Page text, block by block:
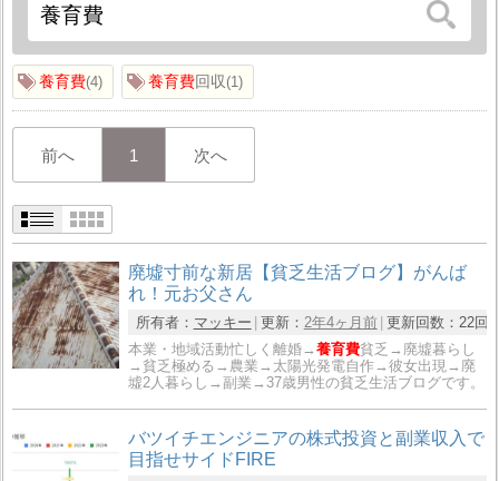
養育費 4 養育費回収 1
前へ 1 次へ
廃墟寸前な新居【貧乏生活ブログ】がんば
れ！元お父さん
所有者： マッキー 更新： 2年4ヶ月前 更新回数： 22回
本業・地域活動忙しく離婚→養育費貧乏→廃墟暮らし
→貧乏極める→農業→太陽光発電自作→彼女出現→廃
墟2人暮らし→副業→37歳男性の貧乏生活ブログです。
バツイチエンジニアの株式投資と副業収入で
目指せサイドFIRE